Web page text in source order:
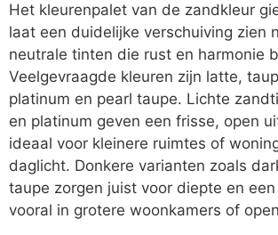
Het kleurenpalet van de zandkleur
laat een duidelijke verschuiving zien
neutrale tinten die rust en harmonie
Veelgevraagde kleuren zijn latte,
platinum en pearl taupe. Lichte
en platinum geven een frisse, open
ideaal voor kleinere ruimtes of
daglicht. Donkere varianten zoals
taupe zorgen juist voor diepte en
vooral in grotere woonkamers of